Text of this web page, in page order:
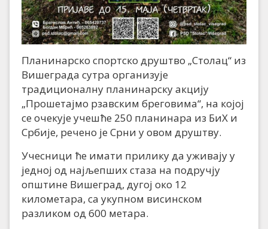
Планинарско спортско друштво „Столац“ из
Вишеграда сутра организује
традиционалну планинарску акцију
„Прошетајмо рзавским бреговима“, на којој
се очекује учешће 250 планинара из БиХ и
Србије, речено је Срни у овом друштву.
Учесници ће имати прилику да уживају у
једној од најљепших стаза на подручју
општине Вишеград, дугој око 12
километара, са укупном висинском
разликом од 600 метара.